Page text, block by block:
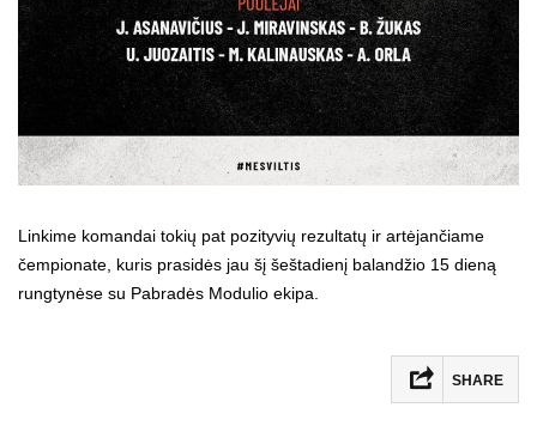
Linkime komandai tokių pat pozityvių rezultatų ir artėjančiame
čempionate, kuris prasidės jau šį šeštadienį balandžio 15 dieną
rungtynėse su Pabradės Modulio ekipa.
SHARE